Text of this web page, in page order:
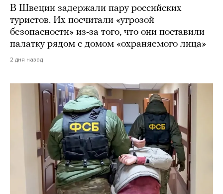
В Швеции задержали пару российских
туристов. Их посчитали «угрозой
безопасности» из-за того, что они поставили
палатку рядом с домом «охраняемого лица»
2 дня назад